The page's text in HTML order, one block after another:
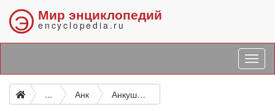
Э Мир энциклопедий
encyclopedia.ru
... Анк Анкушина Юлия Петровна